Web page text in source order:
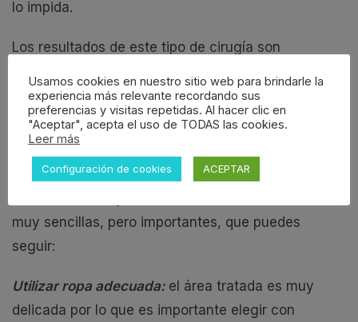
lo impida.
Los resultados de este tipo de cirugía son
Recomendaciones postoperatorio
ninfoplastia
Para que la recuperación de tu cirugía íntima vaya
muy sencillas, pero importantes, que puedes
seguir:
Utilizar ropa adecuada:el área tratada es muy
delicada por lo que es importante elegir con
Usamos cookies en nuestro sitio web para brindarle la
experiencia más relevante recordando sus
preferencias y visitas repetidas. Al hacer clic en
"Aceptar", acepta el uso de TODAS las cookies.
Leer más
Configuración de cookies ACEPTAR